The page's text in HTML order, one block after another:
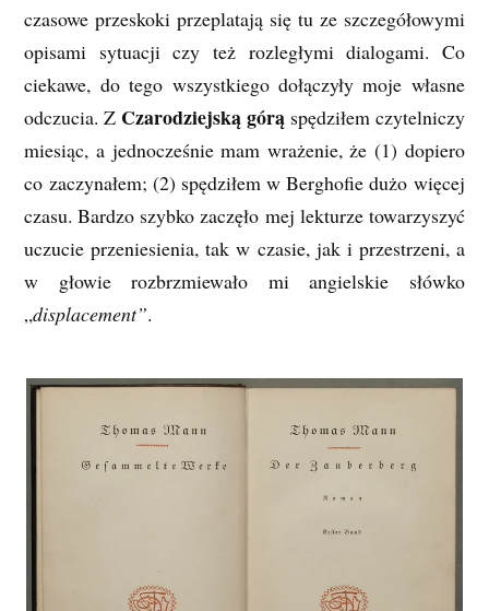
czasowe przeskoki przeplatają się tu ze szczegółowymi
opisami sytuacji czy też rozległymi dialogami. Co
ciekawe, do tego wszystkiego dołączyły moje własne
odczucia. Z Czarodziejską górąspędziłem czytelniczy
miesiąc, a jednocześnie mam wrażenie, że (1) dopiero
co zaczynałem; (2) spędziłem w Berghofie dużo więcej
czasu. Bardzo szybko zaczęło mej lekturze towarzyszyć
uczucie przeniesienia, tak w czasie, jak i przestrzeni, a
w głowie rozbrzmiewało mi angielskie słówko
„displacement”.